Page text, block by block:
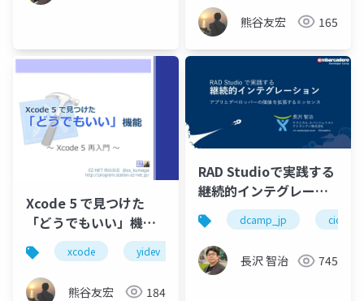
熊谷友宏 165
Xcode 5 で見つけた
「どうでもいい」機能
（厳選６つ）
#cocoa_kansai,
#yidev
xcode yidev cocoa関西
熊谷友宏 184
RAD Studioで実践する
継続的インテグレーシ
ョン アプリとデベロッ
パーの価値を拡張する
エッセンス
#dcamp_jp
dcamp_jp cicd
長沢 智治 745